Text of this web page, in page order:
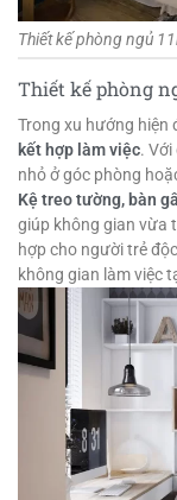
Thiết kế phòng ngủ
Thiết kế phòng
Trong xu hướng hiện
kết hợp làm việc.
nhỏ ở góc phòng
Kệ treo tường, bàn
giúp không gian vừa
hợp cho người trẻ
không gian làm việc